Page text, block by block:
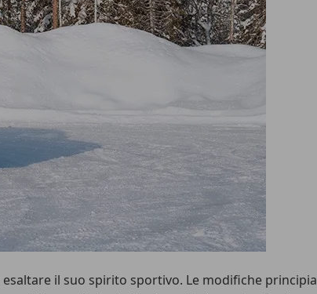
il suo spirito sportivo. Le modifiche